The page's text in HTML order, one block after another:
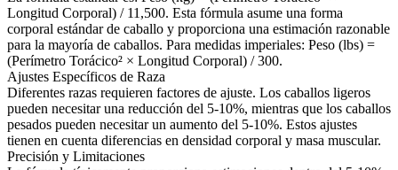
Longitud Corporal) / 11,500. Esta fórmula asume una forma
corporal estándar de caballo y proporciona una estimación razonable
para la mayoría de caballos. Para medidas imperiales: Peso (lbs) =
(Perímetro Torácico² × Longitud Corporal) / 300.
Ajustes Específicos de Raza
Diferentes razas requieren factores de ajuste. Los caballos ligeros
pueden necesitar una reducción del 5-10%, mientras que los caballos
pesados pueden necesitar un aumento del 5-10%. Estos ajustes
tienen en cuenta diferencias en densidad corporal y masa muscular.
Precisión y Limitaciones